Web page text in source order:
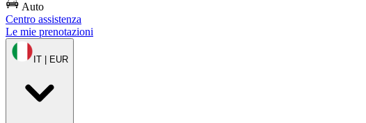
Auto
Centro assistenza
Le mie prenotazioni
IT | EUR